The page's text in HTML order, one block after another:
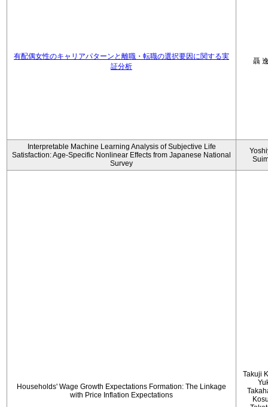
有配偶女性のキャリアパターンと離職・転職の選択要因に関する実
証分析
聶
Interpretable Machine Learning Analysis of Subjective Life
Satisfaction: Age-Specific Nonlinear Effects from Japanese National
Survey
Households' Wage Growth Expectations Formation: The Linkage
with Price Inflation Expectations
Takuji